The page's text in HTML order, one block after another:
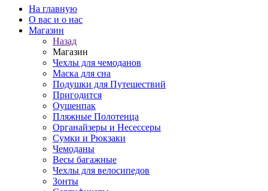
На главную
О вас и о нас
Магазин
Назад
Магазин
Чехлы для чемоданов
Маска для сна
Подушки для Путешествий
Пригодится
Оушенпак
Пляжные Полотенца
Органайзеры и Несессеры
Сумки и Рюкзаки
Чемоданы
Весы багажные
Чехлы для велосипедов
Зонты